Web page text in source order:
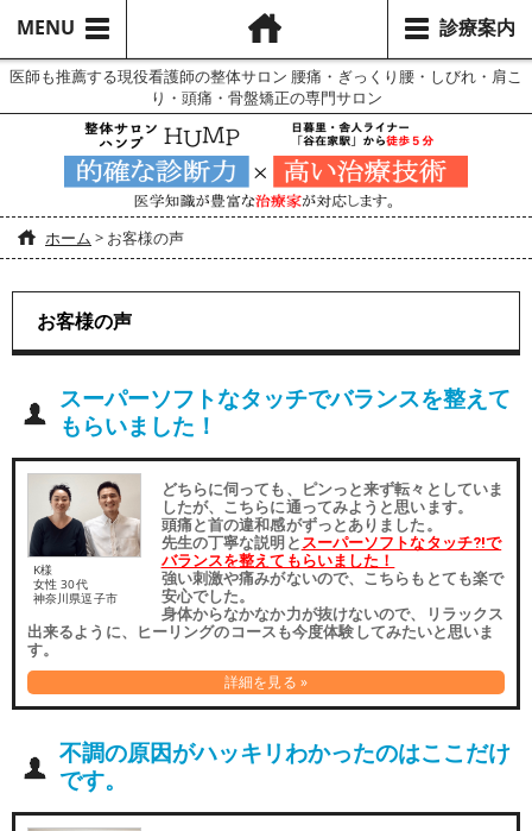
MENU 診療案内
医師も推薦する現役看護師の整体サロン 腰痛・ぎっくり腰・しびれ・肩こ
り・頭痛・骨盤矯正の専門サロン
ホーム > お客様の声
お客様の声
スーパーソフトなタッチでバランスを整えて
もらいました！
K様
女性 30代
神奈川県逗子市
どちらに伺っても、ピンっと来ず転々としていま
したが、こちらに通ってみようと思います。
頭痛と首の違和感がずっとありました。
先生の丁寧な説明とスーパーソフトなタッチ⁈で
バランスを整えてもらいました！
強い刺激や痛みがないので、こちらもとても楽で
安心でした。
身体からなかなか力が抜けないので、リラックス
出来るように、ヒーリングのコースも今度体験してみたいと思いま
す。
詳細を見る »
不調の原因がハッキリわかったのはここだけ
です。